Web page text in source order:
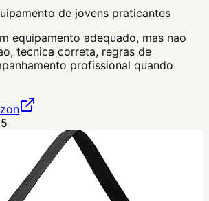
de jovens praticantes
equipamento adequado, mas nao
tecnica correta, regras de
profissional quando